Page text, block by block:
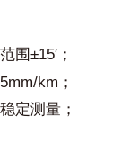
围 ±15′ ；
km；
定测量；